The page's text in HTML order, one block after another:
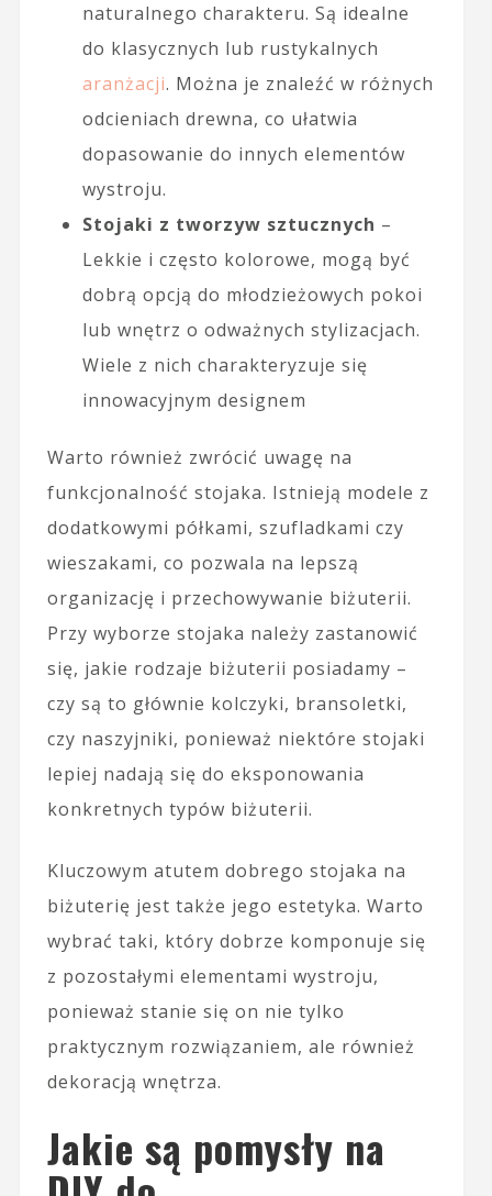
naturalnego charakteru. Są idealne
do klasycznych lub rustykalnych
aranżacji. Można je znaleźć w różnych
odcieniach drewna, co ułatwia
dopasowanie do innych elementów
wystroju.
Stojaki z tworzyw sztucznych –
Lekkie i często kolorowe, mogą być
dobrą opcją do młodzieżowych pokoi
lub wnętrz o odważnych stylizacjach.
Wiele z nich charakteryzuje się
innowacyjnym designem
Warto również zwrócić uwagę na
funkcjonalność stojaka. Istnieją modele z
dodatkowymi półkami, szufladkami czy
wieszakami, co pozwala na lepszą
organizację i przechowywanie biżuterii.
Przy wyborze stojaka należy zastanowić
się, jakie rodzaje biżuterii posiadamy –
czy są to głównie kolczyki, bransoletki,
czy naszyjniki, ponieważ niektóre stojaki
lepiej nadają się do eksponowania
konkretnych typów biżuterii.
Kluczowym atutem dobrego stojaka na
biżuterię jest także jego estetyka. Warto
wybrać taki, który dobrze komponuje się
z pozostałymi elementami wystroju,
ponieważ stanie się on nie tylko
praktycznym rozwiązaniem, ale również
dekoracją wnętrza.
Jakie są pomysły na